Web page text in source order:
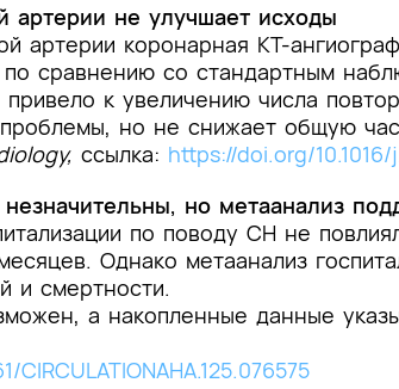
артерии не улучшает исходы
артерии коронарная КТ-
сравнению со стандартным
к увеличению числа
но не снижает общую
ссылка: https://doi.org/
но метаанализ
по поводу СН не
Однако метаанализ
и смертности.
а накопленные данные
CIRCULATIONAHA.125.076575